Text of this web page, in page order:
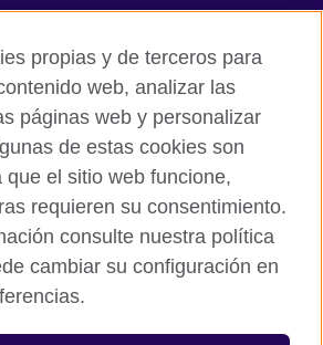
Mexico are carried out by British Council
for-profit entity established to undertake
the promotion and diffusion of British
fostering of cultural relations and mutual
of the English language, and the
propias y de terceros para
web, analizar las
páginas web y personalizar
de estas cookies son
que el sitio web funcione,
requieren su consentimiento.
consulte nuestra política
cambiar su configuración en